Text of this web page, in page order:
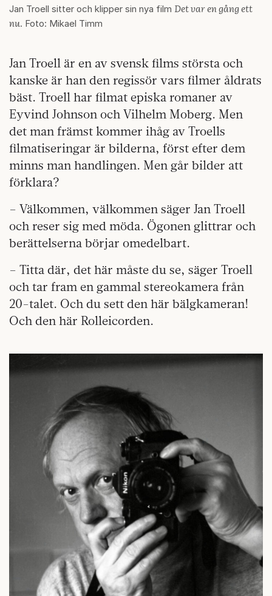
Jan Troell sitter och klipper sin nya film Det var en gång ett
nu. Foto: Mikael Timm
Jan Troell är en av svensk films största och
kanske är han den regissör vars filmer åldrats
bäst. Troell har filmat episka romaner av
Eyvind Johnson och Vilhelm Moberg. Men
det man främst kommer ihåg av Troells
filmatiseringar är bilderna, först efter dem
minns man handlingen. Men går bilder att
förklara?
– Välkommen, välkommen säger Jan Troell
och reser sig med möda. Ögonen glittrar och
berättelserna börjar omedelbart.
– Titta där, det här måste du se, säger Troell
och tar fram en gammal stereokamera från
20-talet. Och du sett den här bälgkameran!
Och den här Rolleicorden.